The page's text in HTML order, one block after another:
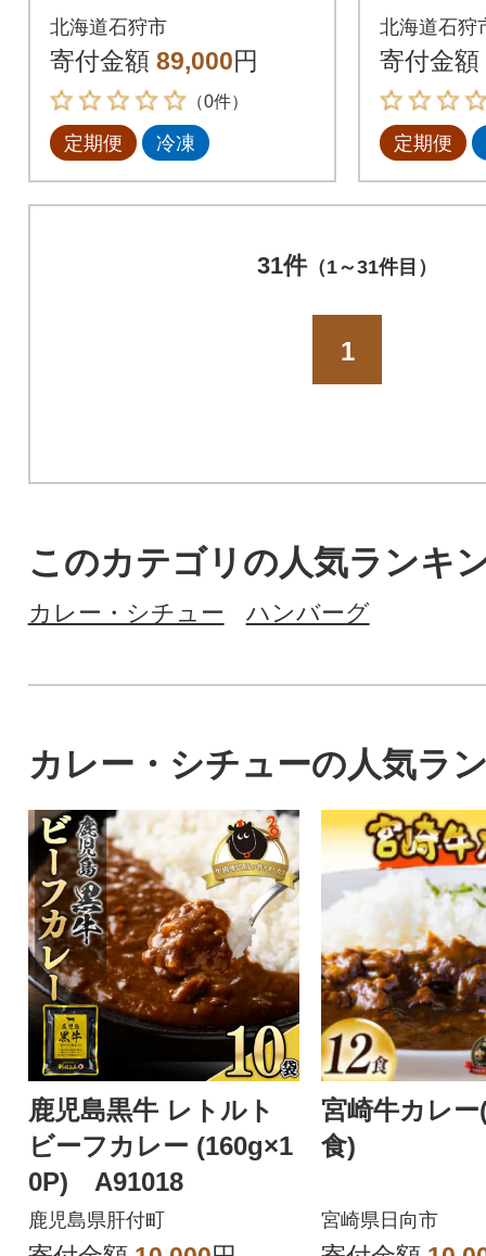
ろけるチーズin道産牛
ハンバーグ120g×12個
全6回
北海道石狩市
寄付金額 89,000円
（0件）
定期便 冷凍
ろける
ハンバ
全6回
北海道石狩
寄付金額
定期便
31件（1～31件目）
1
このカテゴリの人気ランキ
カレー・シチュー ハンバーグ
カレー・シチューの人気ラ
鹿児島黒牛 レトルト
ビーフカレー (160g×1
0P) A91018
鹿児島県肝付町
宮崎牛カレ
食)
宮崎県日向市